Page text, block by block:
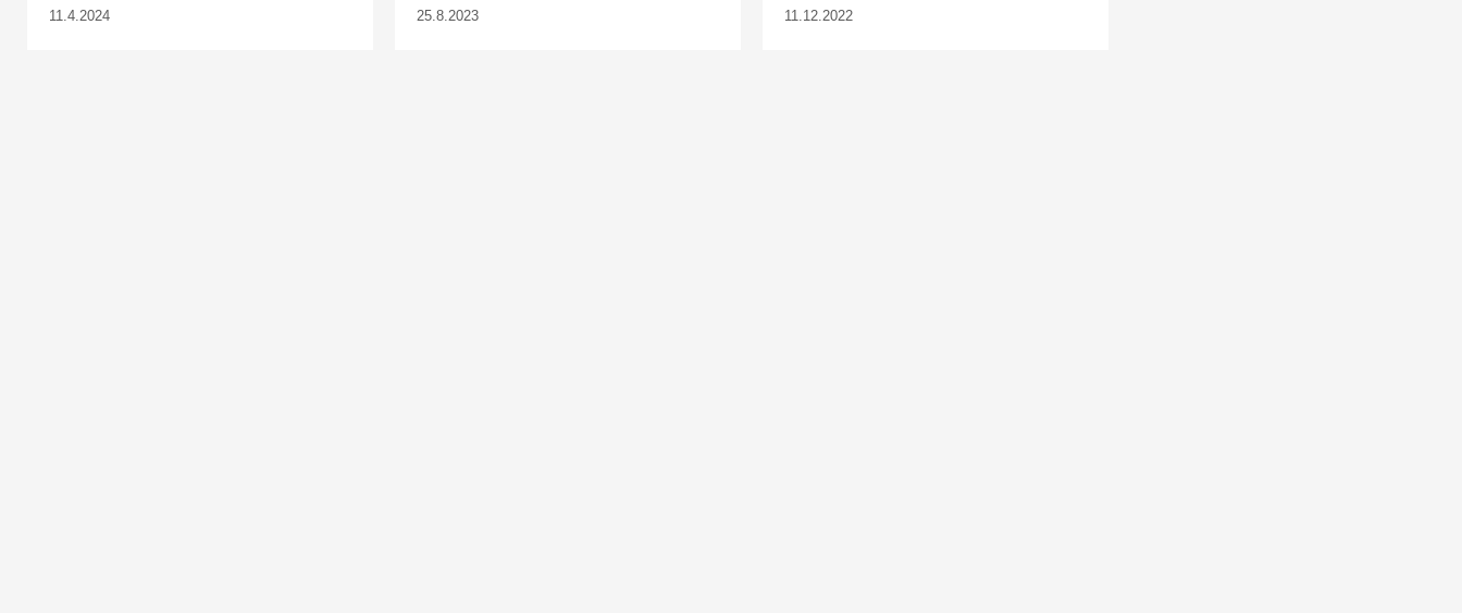
11.4.2024 25.8.2023 11.12.2022